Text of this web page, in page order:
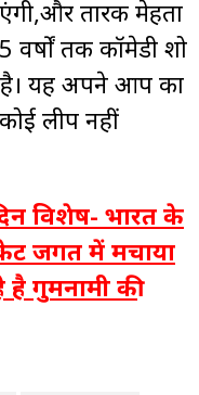
तारक मेहता
वर्षों तक कॉमेडी शो
है। यह अपने आप का
लीप नहीं
विशेष- भारत के
जगत में मचाया
गुमनामी की